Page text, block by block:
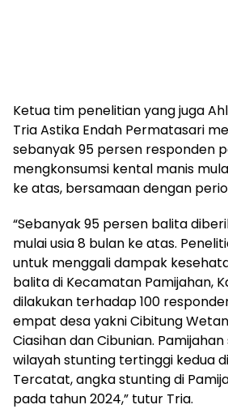
Ketua tim penelitian yang juga
Tria Astika Endah Permatasari
sebanyak 95 persen responden
mengkonsumsi kental manis
ke atas, bersamaan dengan
“Sebanyak 95 persen balita
mulai usia 8 bulan ke atas.
untuk menggali dampak
balita di Kecamatan Pamijahan,
dilakukan terhadap 100
empat desa yakni Cibitung
Ciasihan dan Cibunian.
wilayah stunting tertinggi kedua
Tercatat, angka stunting di
pada tahun 2024,” tutur Tria.